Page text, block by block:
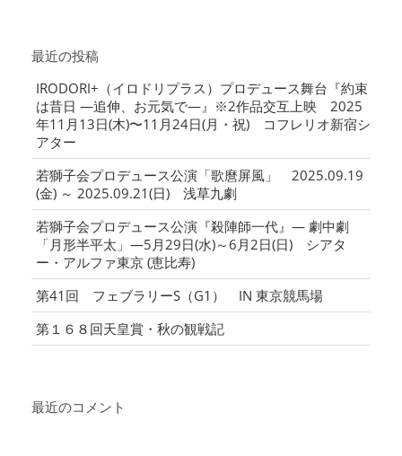
最近の投稿
IRODORI+（イロドリプラス）プロデュース舞台『約束
は昔日 ―追伸、お元気で―』※2作品交互上映 2025
年11月13日(木)〜11月24日(月・祝) コフレリオ新宿シ
アター
若獅子会プロデュース公演「歌麿屏風」 2025.09.19
(金) ～ 2025.09.21(日) 浅草九劇
若獅子会プロデュース公演『殺陣師一代』― 劇中劇
「月形半平太」―5月29日(水)～6月2日(日) シアタ
ー・アルファ東京 (恵比寿)
第41回 フェブラリーS（G1） IN 東京競馬場
第１６８回天皇賞・秋の観戦記
最近のコメント